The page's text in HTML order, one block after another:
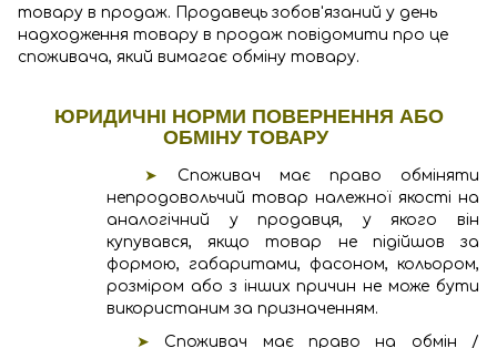
товару в продаж. Продавець зобов'язаний у день
надходження товару в продаж повідомити про це
споживача, який вимагає обміну товару.
ЮРИДИЧНІ НОРМИ ПОВЕРНЕННЯ АБО
ОБМІНУ ТОВАРУ
➤
Споживач має право обміняти
непродовольчий товар належної якості на
аналогічний у продавця, у якого він
купувався, якщо товар не підійшов за
формою, габаритами, фасоном, кольором,
розміром або з інших причин не може бути
використаним за призначенням.
➤
Споживач має право на обмін /